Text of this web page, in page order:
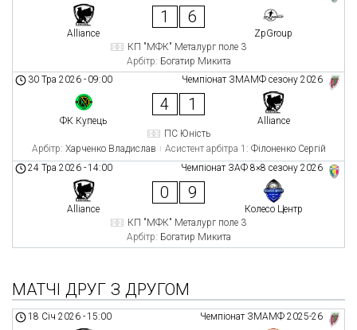
Alliance
1 6
ZpGroup
КП "МФК" Металург поле 3
Арбітр: Богатир Микита
Чемпіонат ЗМАМФ сезону 2026
30 Тра 2026 - 09:00
ФК Купець
4 1
Alliance
ПС Юність
Арбітр: Харченко Владислав Асистент арбітра 1: Філоненко Сергій
Чемпіонат ЗАФ 8×8 сезону 2026
24 Тра 2026 -14:00
Alliance
0 9
Колесо Центр
КП "МФК" Металург поле 3
Арбітр: Богатир Микита
МАТЧІ ДРУГ З ДРУГОМ
Чемпіонат ЗМАМФ 2025-26
18 Січ 2026 -15:00